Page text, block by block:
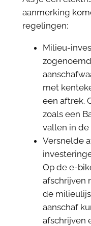
aanmerking
regelingen:
Milieu-
met
een aftrek.
zoals een
vallen in de
Versnelde
Op de e-
afschrijven
de
aanschaf
afschrijven